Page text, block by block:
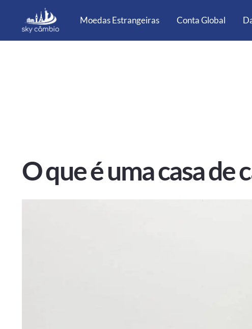
Moedas Estrangeiras Conta Global
O que é uma casa de